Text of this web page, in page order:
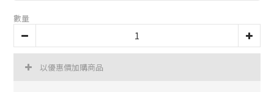
數量
以優惠價加購商品